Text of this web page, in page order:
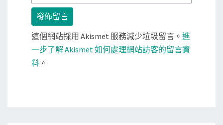
這個網站採用 Akismet 服務減少垃圾留言。 進
一步了解 Akismet 如何處理網站訪客的留言資
料 。